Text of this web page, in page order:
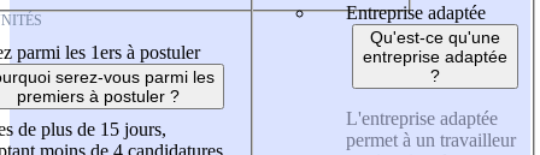
parmi les 1ers à postuler
serez-vous parmi les
premiers à postuler ?
de plus de 15 jours,
moins de 4 candidatures
Entreprise adaptée
Qu'est-ce qu'une
entreprise adaptée
?
L'entreprise adaptée
permet à un travailleur